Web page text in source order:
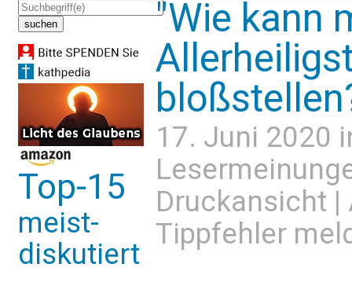
Top-15
meist-
diskutiert
"Wie kann
17. Juni 2020
Druckansicht |
Tippfehler